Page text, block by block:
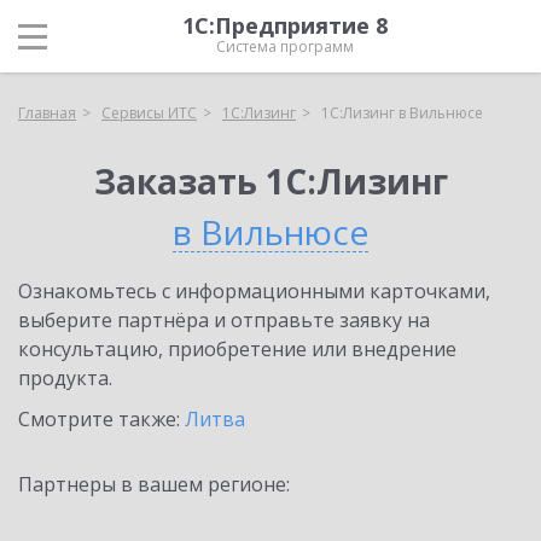
1С:Предприятие 8
Система программ
Главная Сервисы ИТС 1С:Лизинг 1С:Лизинг в Вильнюсе
Заказать 1С:Лизинг
в Вильнюсе
Ознакомьтесь с информационными карточками,
выберите партнёра и отправьте заявку на
консультацию, приобретение или внедрение
продукта.
Смотрите также: Литва
Партнеры в вашем регионе: